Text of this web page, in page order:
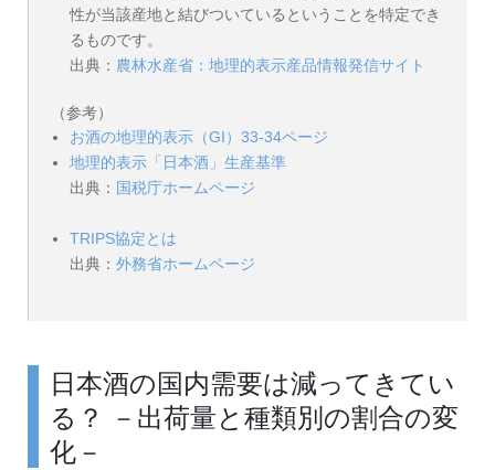
性が当該産地と結びついているということを特定でき
るものです。
出典： 農林水産省：地理的表示産品情報発信サイト
（参考）
お酒の地理的表示（GI）33-34ページ
地理的表示「日本酒」生産基準
出典： 国税庁ホームページ
TRIPS協定とは
出典： 外務省ホームページ
日本酒の国内需要は減ってきてい
る？ －出荷量と種類別の割合の変
化－